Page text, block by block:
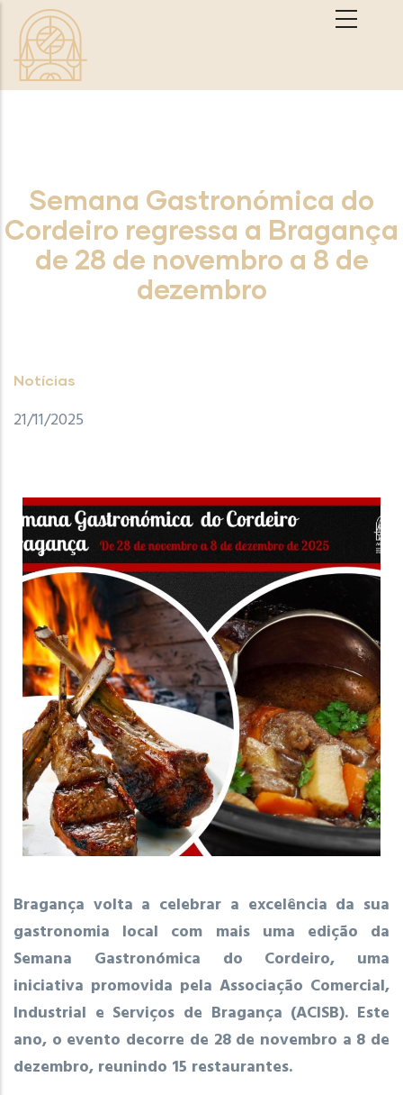
Passar para o conteúdo principal
Semana Gastronómica do
Cordeiro regressa a Bragança
de 28 de novembro a 8 de
dezembro
Notícias
21/11/2025
Bragança volta a celebrar a excelência da sua
gastronomia local com mais uma edição da
Semana Gastronómica do Cordeiro, uma
iniciativa promovida pela Associação Comercial,
Industrial e Serviços de Bragança (ACISB). Este
ano, o evento decorre de 28 de novembro a 8 de
dezembro, reunindo 15 restaurantes.